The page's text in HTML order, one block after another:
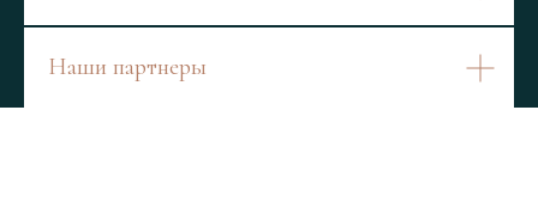
Наши партнеры